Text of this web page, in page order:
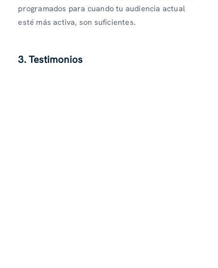
programados para cuando tu audiencia actual
esté más activa, son suficientes.
3. Testimonios